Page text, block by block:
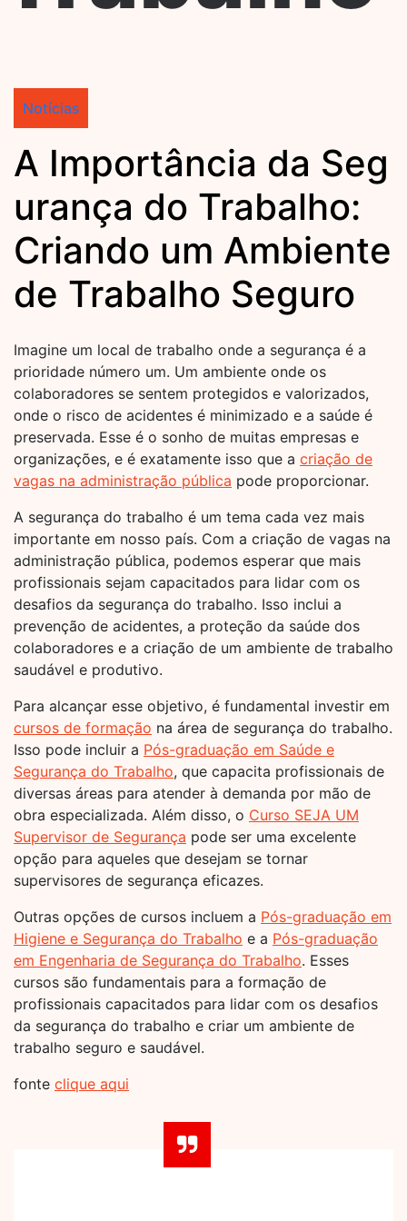
Notícias
A Importância da Seg
urança do Trabalho:
Criando um Ambiente
de Trabalho Seguro
Imagine um local de trabalho onde a segurança é a
prioridade número um. Um ambiente onde os
colaboradores se sentem protegidos e valorizados,
onde o risco de acidentes é minimizado e a saúde é
preservada. Esse é o sonho de muitas empresas e
organizações, e é exatamente isso que a criação de
vagas na administração pública pode proporcionar.
A segurança do trabalho é um tema cada vez mais
importante em nosso país. Com a criação de vagas na
administração pública, podemos esperar que mais
profissionais sejam capacitados para lidar com os
desafios da segurança do trabalho. Isso inclui a
prevenção de acidentes, a proteção da saúde dos
colaboradores e a criação de um ambiente de trabalho
saudável e produtivo.
Para alcançar esse objetivo, é fundamental investir em
cursos de formação na área de segurança do trabalho.
Isso pode incluir a Pós-graduação em Saúde e
Segurança do Trabalho, que capacita profissionais de
diversas áreas para atender à demanda por mão de
obra especializada. Além disso, o Curso SEJA UM
Supervisor de Segurança pode ser uma excelente
opção para aqueles que desejam se tornar
supervisores de segurança eficazes.
Outras opções de cursos incluem a Pós-graduação em
Higiene e Segurança do Trabalho e a Pós-graduação
em Engenharia de Segurança do Trabalho. Esses
cursos são fundamentais para a formação de
profissionais capacitados para lidar com os desafios
da segurança do trabalho e criar um ambiente de
trabalho seguro e saudável.
fonte clique aqui